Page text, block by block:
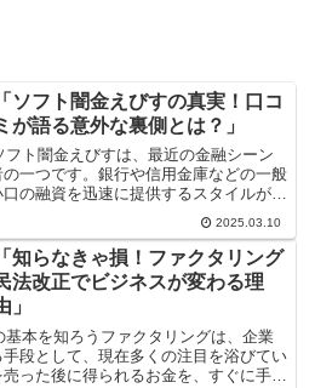
「ソフト闇金えびすの真実！口コ
が語る意外な裏側とは？」
ト闇金えびすは、最近の金融シーン
一つです。銀行や信用金庫などの一般
の融資を迅速に提供するスタイルが、
の人々に好評を得ています...2025.03.10
「知らなきゃ損！ファクタリング
法改正でビジネスが変わる理
」
本を知ろうファクタリングは、企業
段として、現在多くの注目を浴びてい
った後に得られるお金を、すぐに手に